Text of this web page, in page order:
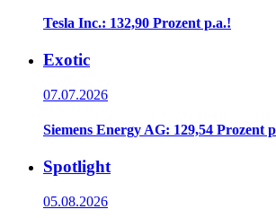
Tesla Inc.: 132,90 Prozent p.a.!
Exotic
07.07.2026
Siemens Energy AG: 129,54 Prozent
Spotlight
05.08.2026